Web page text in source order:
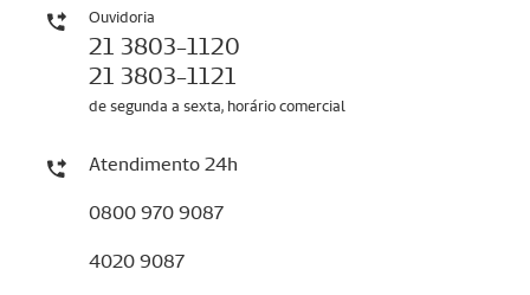
Ouvidoria
21 3803-1120
21 3803-1121
de segunda a sexta, horário comercial
Atendimento 24h
0800 970 9087
4020 9087